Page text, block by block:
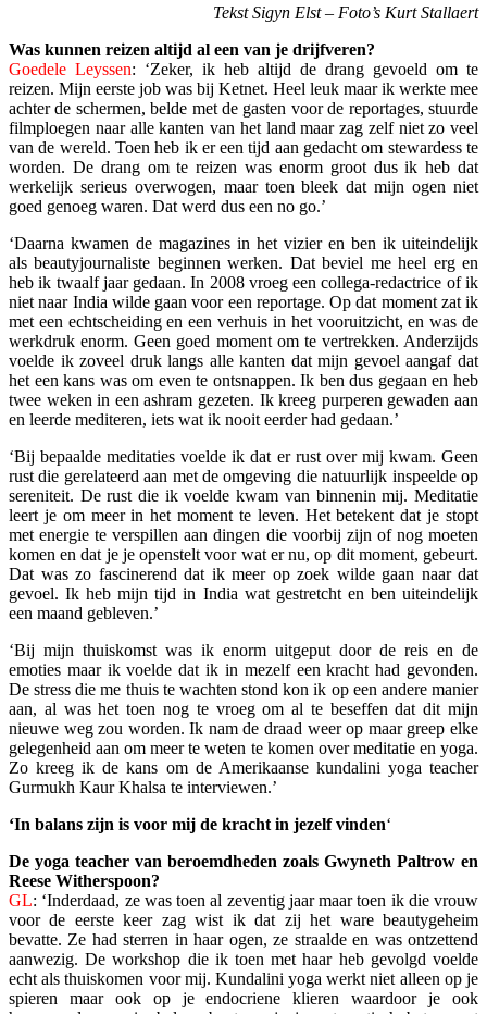
Tekst Sigyn Elst – Foto’s Kurt Stallaert
Was kunnen reizen altijd al een van je drijfveren?
Goedele Leyssen: ‘Zeker, ik heb altijd de drang gevoeld om te
reizen. Mijn eerste job was bij Ketnet. Heel leuk maar ik werkte mee
achter de schermen, belde met de gasten voor de reportages, stuurde
filmploegen naar alle kanten van het land maar zag zelf niet zo veel
van de wereld. Toen heb ik er een tijd aan gedacht om stewardess te
worden. De drang om te reizen was enorm groot dus ik heb dat
werkelijk serieus overwogen, maar toen bleek dat mijn ogen niet
goed genoeg waren. Dat werd dus een no go.’
‘Daarna kwamen de magazines in het vizier en ben ik uiteindelijk
als beautyjournaliste beginnen werken. Dat beviel me heel erg en
heb ik twaalf jaar gedaan. In 2008 vroeg een collega-redactrice of ik
niet naar India wilde gaan voor een reportage. Op dat moment zat ik
met een echtscheiding en een verhuis in het vooruitzicht, en was de
werkdruk enorm. Geen goed moment om te vertrekken. Anderzijds
voelde ik zoveel druk langs alle kanten dat mijn gevoel aangaf dat
het een kans was om even te ontsnappen. Ik ben dus gegaan en heb
twee weken in een ashram gezeten. Ik kreeg purperen gewaden aan
en leerde mediteren, iets wat ik nooit eerder had gedaan.’
‘Bij bepaalde meditaties voelde ik dat er rust over mij kwam. Geen
rust die gerelateerd aan met de omgeving die natuurlijk inspeelde op
sereniteit. De rust die ik voelde kwam van binnenin mij. Meditatie
leert je om meer in het moment te leven. Het betekent dat je stopt
met energie te verspillen aan dingen die voorbij zijn of nog moeten
komen en dat je je openstelt voor wat er nu, op dit moment, gebeurt.
Dat was zo fascinerend dat ik meer op zoek wilde gaan naar dat
gevoel. Ik heb mijn tijd in India wat gestretcht en ben uiteindelijk
een maand gebleven.’
‘Bij mijn thuiskomst was ik enorm uitgeput door de reis en de
emoties maar ik voelde dat ik in mezelf een kracht had gevonden.
De stress die me thuis te wachten stond kon ik op een andere manier
aan, al was het toen nog te vroeg om al te beseffen dat dit mijn
nieuwe weg zou worden. Ik nam de draad weer op maar greep elke
gelegenheid aan om meer te weten te komen over meditatie en yoga.
Zo kreeg ik de kans om de Amerikaanse kundalini yoga teacher
Gurmukh Kaur Khalsa te interviewen.’
‘In balans zijn is voor mij de kracht in jezelf vinden‘
De yoga teacher van beroemdheden zoals Gwyneth Paltrow en
Reese Witherspoon?
GL: ‘Inderdaad, ze was toen al zeventig jaar maar toen ik die vrouw
voor de eerste keer zag wist ik dat zij het ware beautygeheim
bevatte. Ze had sterren in haar ogen, ze straalde en was ontzettend
aanwezig. De workshop die ik toen met haar heb gevolgd voelde
echt als thuiskomen voor mij. Kundalini yoga werkt niet alleen op je
spieren maar ook op je endocriene klieren waardoor je ook